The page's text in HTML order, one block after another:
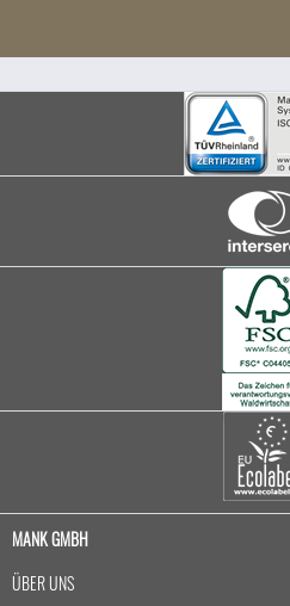
MANK GMBH
ÜBER UNS